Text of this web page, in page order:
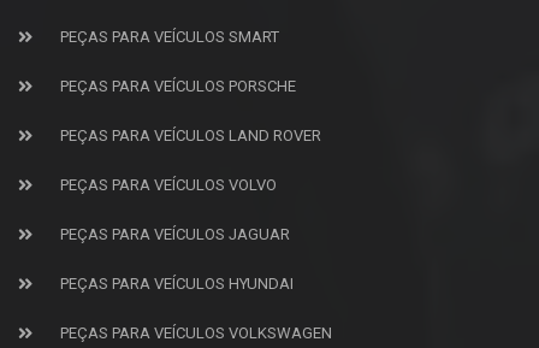
PEÇAS PARA VEÍCULOS SMART
PEÇAS PARA VEÍCULOS PORSCHE
PEÇAS PARA VEÍCULOS LAND ROVER
PEÇAS PARA VEÍCULOS VOLVO
PEÇAS PARA VEÍCULOS JAGUAR
PEÇAS PARA VEÍCULOS HYUNDAI
PEÇAS PARA VEÍCULOS VOLKSWAGEN